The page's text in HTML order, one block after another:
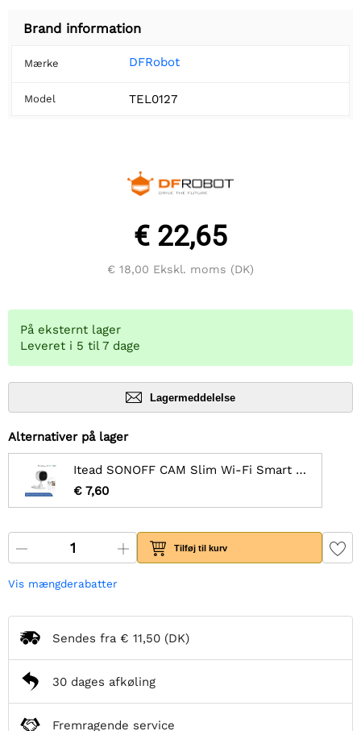
Brand information
Mærke DFRobot
Model TEL0127
€ 22,65
€ 18,00 Ekskl. moms (DK)
På eksternt lager
Leveret i 5 til 7 dage
Lagermeddelelse
Alternativer på lager
Itead SONOFF CAM Slim Wi-Fi Smart Sikkerhedskamera
€ 7,60
Tilføj til kurv
Vis mængderabatter
Sendes fra € 11,50 (DK)
30 dages afkøling
Fremragende service